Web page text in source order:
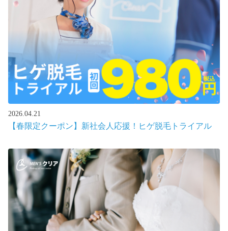
2026.04.21
【春限定クーポン】新社会人応援！ヒゲ脱毛トライアル